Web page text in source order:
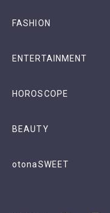
FASHION
ENTERTAINMENT
HOROSCOPE
BEAUTY
otonaSWEET